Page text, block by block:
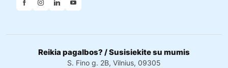
Reikia pagalbos? / Susisiekite su mumis
S. Fino g. 2B, Vilnius, 09305